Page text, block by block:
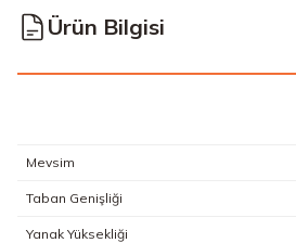
Ürün Bilgisi
Mevsim
Taban Genişliği
Yanak Yüksekliği